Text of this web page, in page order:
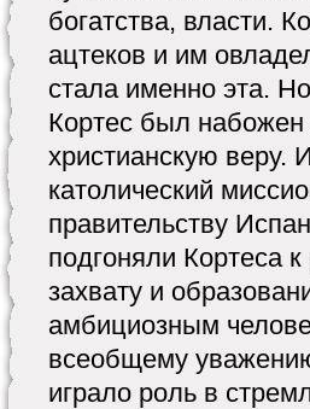
богатства, власти.
ацтеков и им
стала именно эта.
Кортес был набожен
христианскую веру.
католический
правительству
подгоняли Кортеса
захвату и
амбициозным
всеобщему
играло роль в